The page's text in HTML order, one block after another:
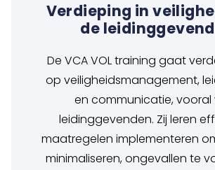
Verdieping in
de
De VCA VOL training gaat
op veiligheidsmanagement,
en communicatie, vooral
leidinggevenden. Zij leren
maatregelen implementeren
minimaliseren, ongevallen te